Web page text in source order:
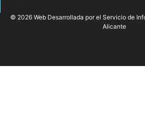
© 2026 Web Desarrollada por el Servicio de
Alicante